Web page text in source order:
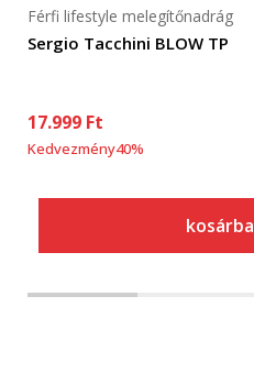
Sergio Tacchini BLOW TP
Férfi lifestyle melegítőnadrág
17.999 Ft
Kedvezmény40%
kosárba